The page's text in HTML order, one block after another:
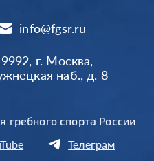
info@fgsr.ru
г. Москва,
наб., д. 8
спорта России
Телеграм